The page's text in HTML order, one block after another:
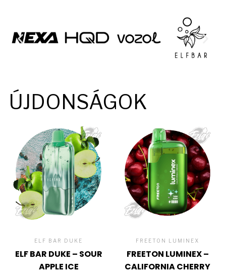
ÚJDONSÁGOK
ELF BAR DUKE
ELF BAR DUKE – SOUR
APPLE ICE
FREETON LUMINEX
FREETON LUMINEX –
CALIFORNIA CHERRY